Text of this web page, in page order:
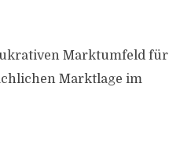
Marktumfeld für
Marktlage im